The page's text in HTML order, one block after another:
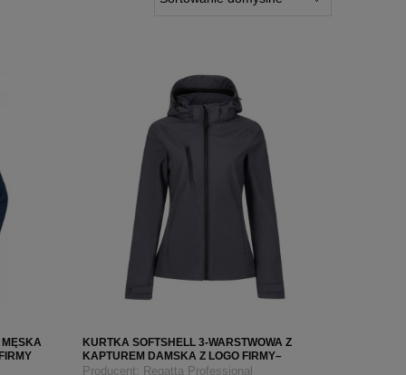
KURTKA SOFTSHELL 3-WARSTWOWA Z
KAPTUREM DAMSKA Z LOGO FIRMY–
RETRA702 – SEAL GREY/BLACK
Producent: Regatta Professional